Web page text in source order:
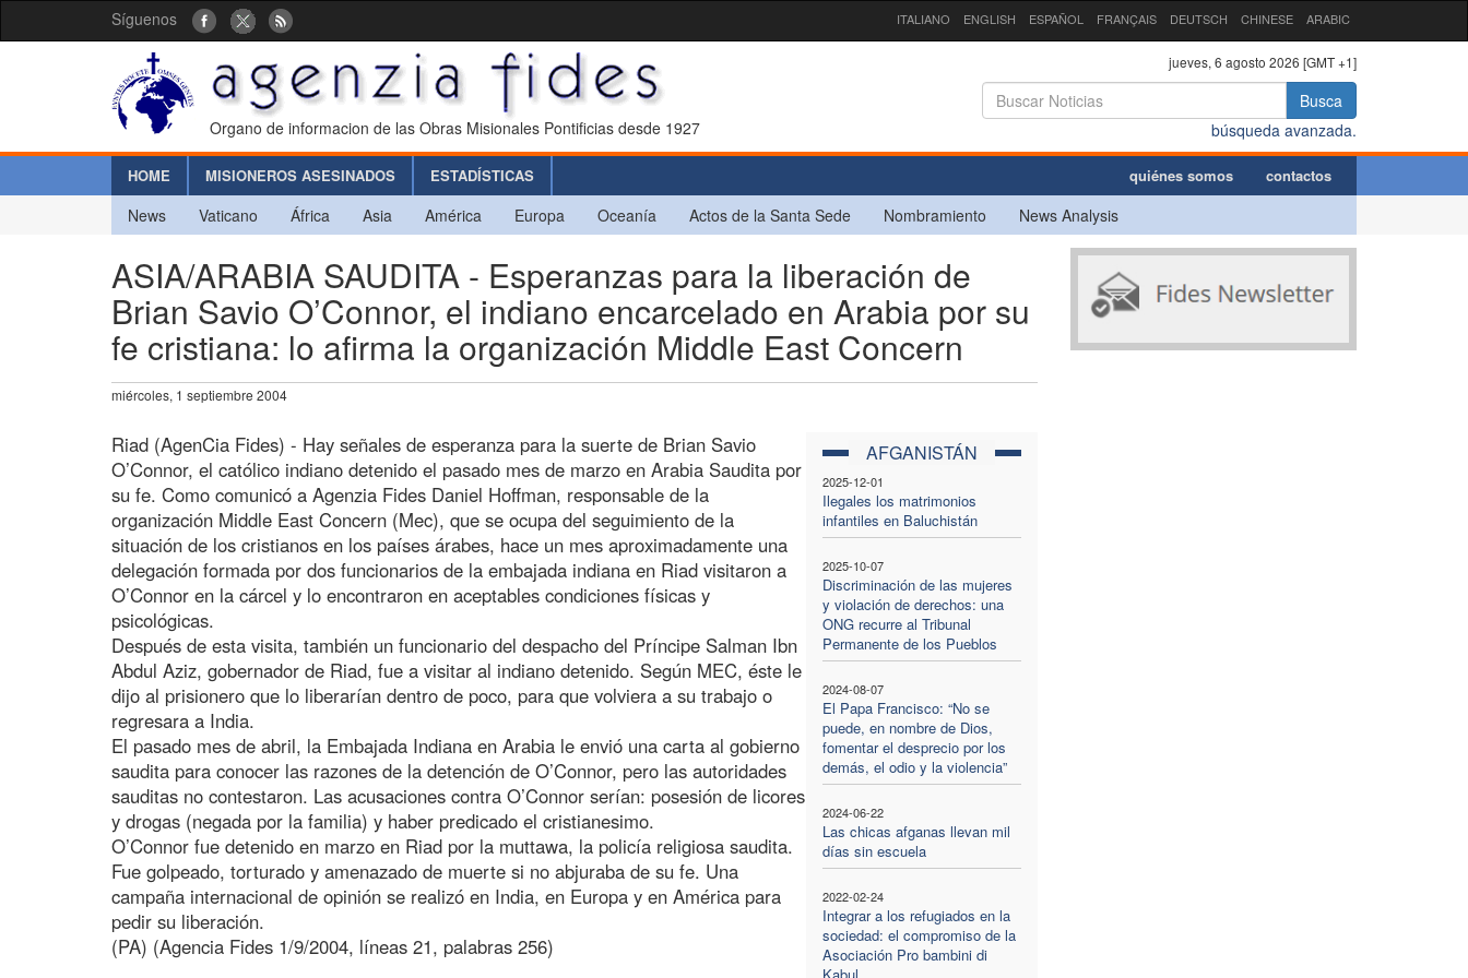
Síguenos ITALIANO ENGLISH ESPAÑOL FRANÇAIS DEUTSCH CHINESE ARABIC
Organo de informacion de las Obras Misionales Pontificias desde 1927
jueves, 6 agosto 2026 [GMT +1]
Busca
búsqueda avanzada.
HOME MISIONEROS ASESINADOS ESTADÍSTICAS quiénes somos contactos
News Vaticano África Asia América Europa Oceanía Actos de la Santa Sede Nombramiento News Analysis
ASIA/ARABIA SAUDITA - Esperanzas para la liberación de
Brian Savio O’Connor, el indiano encarcelado en Arabia por su
fe cristiana: lo afirma la organización Middle East Concern
miércoles, 1 septiembre 2004
AFGANISTÁN
2025-12-01
Ilegales los matrimonios
infantiles en Baluchistán
2025-10-07
Discriminación de las mujeres
y violación de derechos: una
ONG recurre al Tribunal
Permanente de los Pueblos
2024-08-07
El Papa Francisco: “No se
puede, en nombre de Dios,
fomentar el desprecio por los
demás, el odio y la violencia”
2024-06-22
Las chicas afganas llevan mil
días sin escuela
2022-02-24
Integrar a los refugiados en la
sociedad: el compromiso de la
Asociación Pro bambini di
Riad (AgenCia Fides) - Hay señales de esperanza para la suerte de Brian Savio
O’Connor, el católico indiano detenido el pasado mes de marzo en Arabia Saudita por
su fe. Como comunicó a Agenzia Fides Daniel Hoffman, responsable de la
organización Middle East Concern (Mec), que se ocupa del seguimiento de la
situación de los cristianos en los países árabes, hace un mes aproximadamente una
delegación formada por dos funcionarios de la embajada indiana en Riad visitaron a
O’Connor en la cárcel y lo encontraron en aceptables condiciones físicas y
psicológicas.
Después de esta visita, también un funcionario del despacho del Príncipe Salman Ibn
Abdul Aziz, gobernador de Riad, fue a visitar al indiano detenido. Según MEC, éste le
dijo al prisionero que lo liberarían dentro de poco, para que volviera a su trabajo o
regresara a India.
El pasado mes de abril, la Embajada Indiana en Arabia le envió una carta al gobierno
saudita para conocer las razones de la detención de O’Connor, pero las autoridades
sauditas no contestaron. Las acusaciones contra O’Connor serían: posesión de licores
y drogas (negada por la familia) y haber predicado el cristianesimo.
O’Connor fue detenido en marzo en Riad por la muttawa, la policía religiosa saudita.
Fue golpeado, torturado y amenazado de muerte si no abjuraba de su fe. Una
campaña internacional de opinión se realizó en India, en Europa y en América para
pedir su liberación.
(PA) (Agencia Fides 1/9/2004, líneas 21, palabras 256)